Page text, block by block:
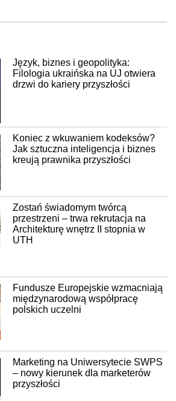
Język, biznes i geopolityka:
Filologia ukraińska na UJ otwiera
drzwi do kariery przyszłości
Koniec z wkuwaniem kodeksów?
Jak sztuczna inteligencja i biznes
kreują prawnika przyszłości
Zostań świadomym twórcą
przestrzeni – trwa rekrutacja na
Architekturę wnętrz II stopnia w
UTH
Fundusze Europejskie wzmacniają
międzynarodową współpracę
polskich uczelni
Marketing na Uniwersytecie SWPS
– nowy kierunek dla marketerów
przyszłości